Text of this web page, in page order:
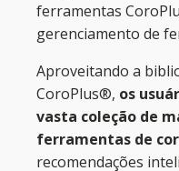
ferramentas
gerenciamento de
Aproveitando a
CoroPlus®, os
vasta coleção de
ferramentas de
recomendações